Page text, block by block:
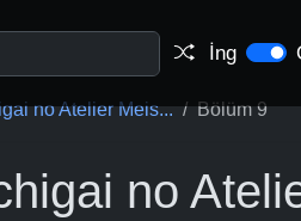
İng
no Atelier Meis... Bölüm 9
no